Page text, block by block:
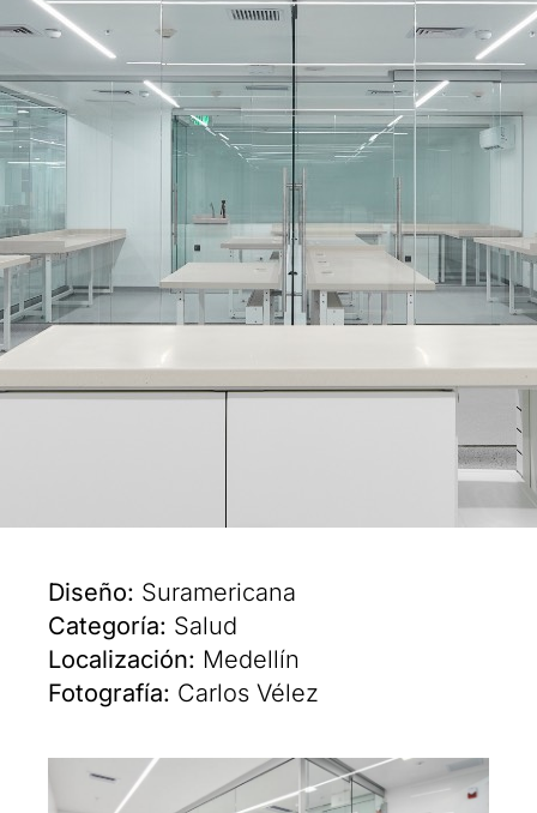
Diseño: Suramericana
Categoría: Salud
Localización: Medellín
Fotografía: Carlos Vélez